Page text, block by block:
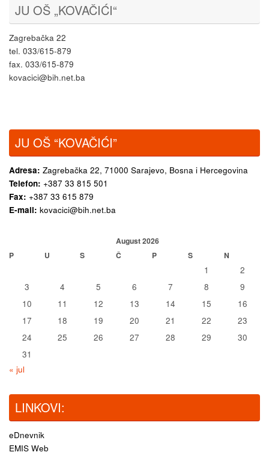
JU OŠ „KOVAČIĆI“
Zagrebačka 22
tel. 033/615-879
fax. 033/615-879
kovacici@bih.net.ba
JU OŠ “KOVAČIĆI”
Adresa: Zagrebačka 22, 71000 Sarajevo, Bosna i Hercegovina
Telefon: +387 33 815 501
Fax: +387 33 615 879
E-mail: kovacici@bih.net.ba
August 2026
P
U S Č P S N
1
2
3
4 5 6 7 8
9
10
11 12 13 14 15
16
17
18 19 20 21 22
23
24
25 26 27 28 29
30
31
« jul
LINKOVI:
eDnevnik
EMIS Web